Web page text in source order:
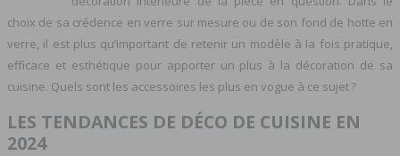
choix de sa crédence en verre sur mesure ou de son fond de hotte en
verre, il est plus qu’important de retenir un modèle à la fois pratique,
efficace et esthétique pour apporter un plus à la décoration de sa
cuisine. Quels sont les accessoires les plus en vogue à ce sujet ?
LES TENDANCES DE DÉCO DE CUISINE EN
2024